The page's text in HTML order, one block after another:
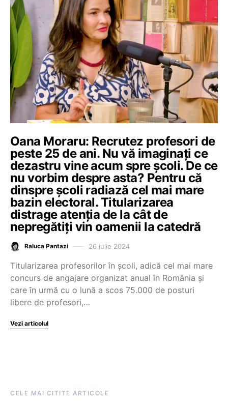
Oana Moraru: Recrutez profesori de
peste 25 de ani. Nu vă imaginați ce
dezastru vine acum spre școli. De ce
nu vorbim despre asta? Pentru că
dinspre școli radiază cel mai mare
bazin electoral. Titularizarea
distrage atenția de la cât de
nepregătiți vin oamenii la catedră
Raluca Pantazi 26 iulie 2024
Titularizarea profesorilor în școli, adică cel mai mare
concurs de angajare organizat anual în România și
care în urmă cu o lună a scos 75.000 de posturi
libere de profesori,…
Vezi articolul
CELE MAI CITITE ARTICOLE